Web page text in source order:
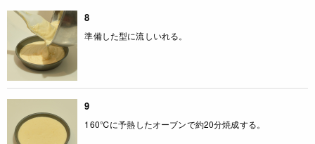
8
準備した型に流しいれる。
9
160℃に予熱したオーブンで約20分焼成する。